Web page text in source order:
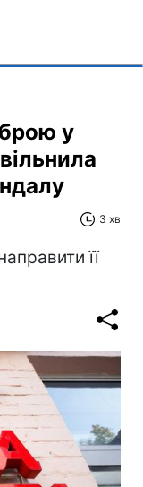
у
3 хв
її